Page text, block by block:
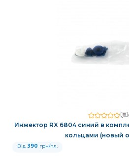
Инжектор RX 6804 синий в
кольцами (новый
Від 390 грн/пл.